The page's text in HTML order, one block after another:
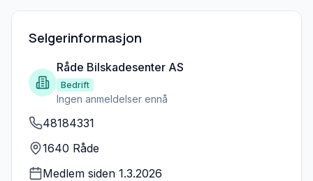
Selgerinformasjon
Råde Bilskadesenter AS
Bedrift
Ingen anmeldelser ennå
48184331
1640 Råde
Medlem siden 1.3.2026